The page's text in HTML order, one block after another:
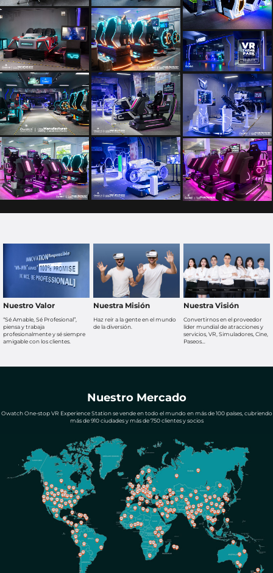
Nuestro Valor
“Sé Amable, Sé Profesional”,
piensa y trabaja
profesionalmente y sé siempre
amigable con los clientes.
Nuestra Misión
Haz reír a la gente en el mundo
de la diversión.
Nuestra Visión
Convertirnos en el proveedor
líder mundial de atracciones y
servicios, VR, Simuladores, Cine,
Paseos…
Nuestro Mercado
Owatch One-stop VR Experience Station se vende en todo el mundo en más de 100 países, cubriendo
más de 910 ciudades y más de 750 clientes y socios